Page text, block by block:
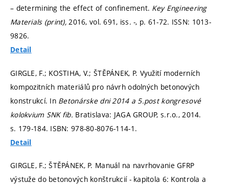
– determining the effect of confinement. Key Engineering
Materials (print),2016, vol. 691, iss. -, p. 61-72. ISSN: 1013-
9826.
Detail
GIRGLE, F.; KOSTIHA, V.; ŠTĚPÁNEK, P. Využití moderních
kompozitních materiálů pro návrh odolných betonových
konstrukcí. In Betonárske dni 2014 a 5.post kongresové
kolokvium SNK fib. Bratislava: JAGA GROUP, s.r.o., 2014.
s. 179-184. ISBN: 978-80-8076-114-1.
Detail
GIRGLE, F.; ŠTĚPÁNEK, P. Manuál na navrhovanie GFRP
výstuže do betonových konštrukcií - kapitola 6: Kontrola a